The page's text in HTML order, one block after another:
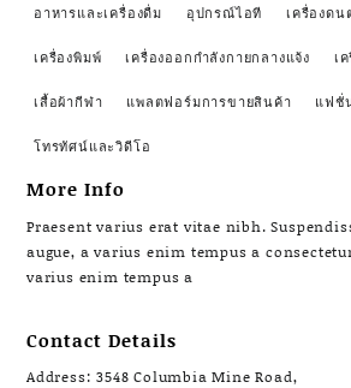
อาหารและเครื่องดื่ม อุปกรณ์ไอที เครื่องดน
เครื่องพิมพ์ เครื่องออกกำลังกายกลางแจ้ง เ
เสื้อผ้ากีฬา แพลตฟอร์มการขายสินค้า แฟชั่
โทรทัศน์และวิดีโอ
More Info
Praesent varius erat vitae nibh.
augue, a varius enim tempus a
varius enim tempus a
Contact Details
Address: 3548 Columbia Mine Road,